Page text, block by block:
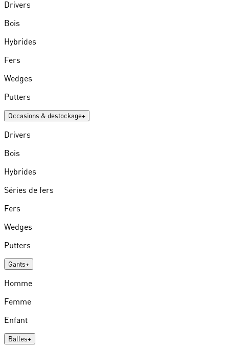
Drivers
Bois
Hybrides
Fers
Wedges
Putters
Occasions & destockage+
Drivers
Bois
Hybrides
Séries de fers
Fers
Wedges
Putters
Gants+
Homme
Femme
Enfant
Balles+